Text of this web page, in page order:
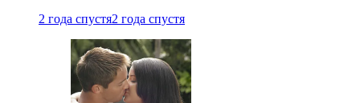
2 года спустя2 года спустя